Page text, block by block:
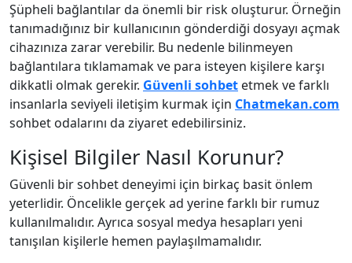
Şüpheli bağlantılar da önemli bir risk oluşturur. Örneğin
tanımadığınız bir kullanıcının gönderdiği dosyayı açmak
cihazınıza zarar verebilir. Bu nedenle bilinmeyen
bağlantılara tıklamamak ve para isteyen kişilere karşı
dikkatli olmak gerekir. Güvenli sohbet etmek ve farklı
insanlarla seviyeli iletişim kurmak için Chatmekan.com
sohbet odalarını da ziyaret edebilirsiniz.
Kişisel Bilgiler Nasıl Korunur?
Güvenli bir sohbet deneyimi için birkaç basit önlem
yeterlidir. Öncelikle gerçek ad yerine farklı bir rumuz
kullanılmalıdır. Ayrıca sosyal medya hesapları yeni
tanışılan kişilerle hemen paylaşılmamalıdır.